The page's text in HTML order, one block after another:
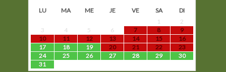
LU MA ME JE VE SA
DI
1
2
3
4 5 6 7 8
9
10
11 12 13 14 15
16
17
18 19 20 21 22
23
24
25 26 27 28 29
30
31